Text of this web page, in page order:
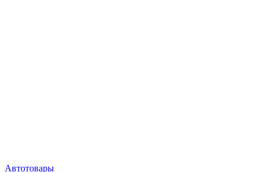
Автотовары